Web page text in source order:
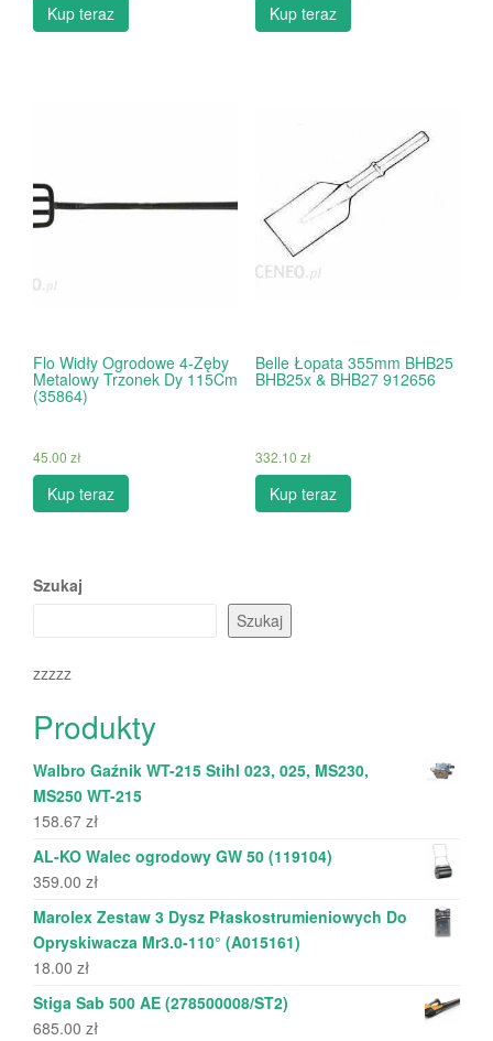
Kup teraz Kup teraz
Flo Widły Ogrodowe 4-Zęby
Metalowy Trzonek Dy 115Cm
(35864)
45.00 zł
Kup teraz
Belle Łopata 355mm BHB25
BHB25x & BHB27 912656
332.10 zł
Kup teraz
Szukaj
Szukaj
zzzzz
Produkty
Walbro Gaźnik WT-215 Stihl 023, 025, MS230,
MS250 WT-215
158.67 zł
AL-KO Walec ogrodowy GW 50 (119104)
359.00 zł
Marolex Zestaw 3 Dysz Płaskostrumieniowych Do
Opryskiwacza Mr3.0-110° (A015161)
18.00 zł
Stiga Sab 500 AE (278500008/ST2)
685.00 zł